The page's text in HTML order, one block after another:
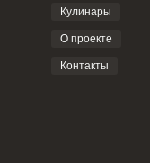
Кулинары
О проекте
Контакты